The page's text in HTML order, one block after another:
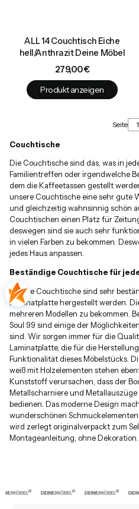
ALL 14 Couchtisch Eiche
hell/Anthrazit Deine Möbel
Preis
279,00 €
Produkt anzeigen
Seite
Couchtische
Die Couchtische sind das, was in
Familientreffen oder irgendwelche
dem die Kaffeetassen gestellt
unsere Couchtische eine sehr gute
und gleichzeitig wahnsinnig schön
Couchtischen einen Platz für
deswegen sind sie auch sehr
in vielen Farben zu bekommen.
jedes Haus anpassen.
Beständige Couchtische für
Unsere Couchtische sind sehr
Laminatplatte hergestellt werden.
mehreren Modellen zu bekommen.
Soul 99 sind einige der
sind. Wir sorgen immer für die
Laminatplatte, die für die
Funktionalität dieses Möbelstücks.
weiß mit Holzelementen stehen
Kunststoff verursachen, dass der
Metallscharniere und
bedienen. Das moderne Design
wunderschönen
wird zerlegt originalverpackt zum
Montageanleitung, ohne Dekoration.